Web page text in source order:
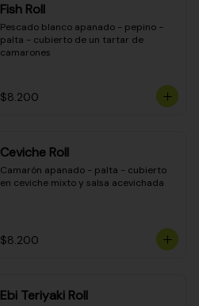
Fish Roll
Pescado blanco apanado - pepino -
palta - cubierto de un tartar de
camarones
$8.200
Ceviche Roll
Camarón apanado - palta - cubierto
en ceviche mixto y salsa acevichada
$8.200
Ebi Teriyaki Roll